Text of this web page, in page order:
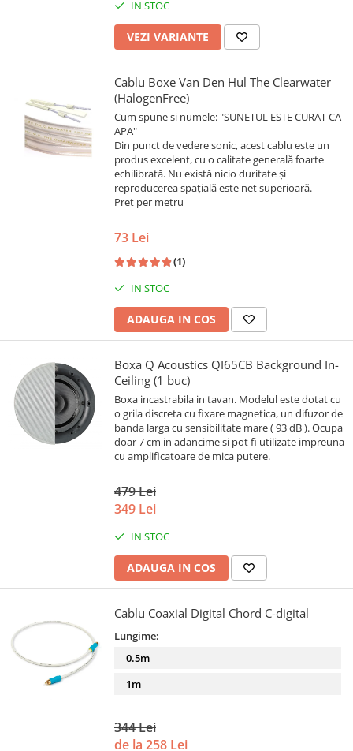
IN STOC
VEZI VARIANTE
Cablu Boxe Van Den Hul The Clearwater
(HalogenFree)
Cum spune si numele: "SUNETUL ESTE CURAT CA
APA"
Din punct de vedere sonic, acest cablu este un
produs excelent, cu o calitate generală foarte
echilibrată. Nu există nicio duritate și
reproducerea spațială este net superioară.
Pret per metru
73 Lei
(1)
IN STOC
ADAUGA IN COS
Boxa Q Acoustics QI65CB Background In-
Ceiling (1 buc)
Boxa incastrabila in tavan. Modelul este dotat cu
o grila discreta cu fixare magnetica, un difuzor de
banda larga cu sensibilitate mare ( 93 dB ). Ocupa
doar 7 cm in adancime si pot fi utilizate impreuna
cu amplificatoare de mica putere.
479 Lei
349 Lei
IN STOC
ADAUGA IN COS
Cablu Coaxial Digital Chord C-digital
Lungime:
0.5m
1m
344 Lei
de la 258 Lei